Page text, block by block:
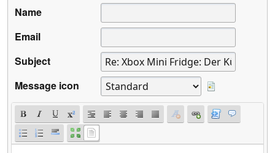
Name
Email
Subject
Message icon